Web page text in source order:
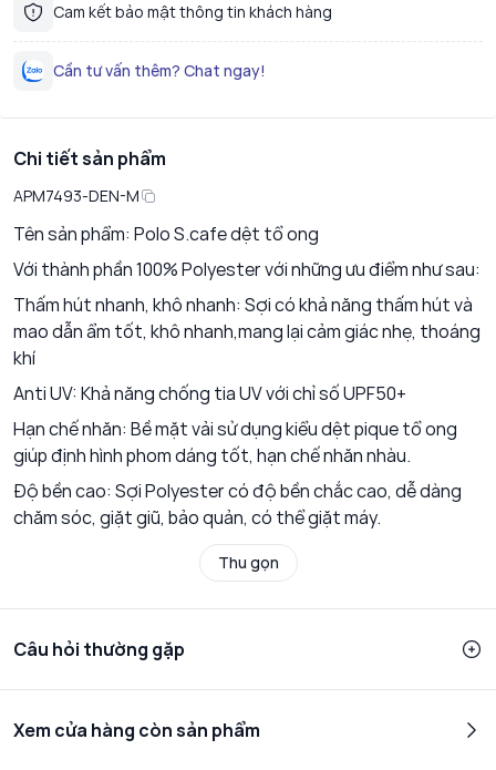
Cam kết bảo mật thông tin khách hàng
Cần tư vấn thêm? Chat ngay!
Chi tiết sản phẩm
APM7493-DEN-M
Tên sản phẩm: Polo S.cafe dệt tổ ong
Với thành phần 100% Polyester với những ưu điểm như sau:
Thấm hút nhanh, khô nhanh: Sợi có khả năng thấm hút và
mao dẫn ẩm tốt, khô nhanh,mang lại cảm giác nhẹ, thoáng
khí
Anti UV: Khả năng chống tia UV với chỉ số UPF50+
Hạn chế nhăn: Bề mặt vải sử dụng kiểu dệt pique tổ ong
giúp định hình phom dáng tốt, hạn chế nhăn nhàu.
Độ bền cao: Sợi Polyester có độ bền chắc cao, dễ dàng
chăm sóc, giặt giũ, bảo quản, có thể giặt máy.
Thu gọn
Câu hỏi thường gặp
Xem cửa hàng còn sản phẩm